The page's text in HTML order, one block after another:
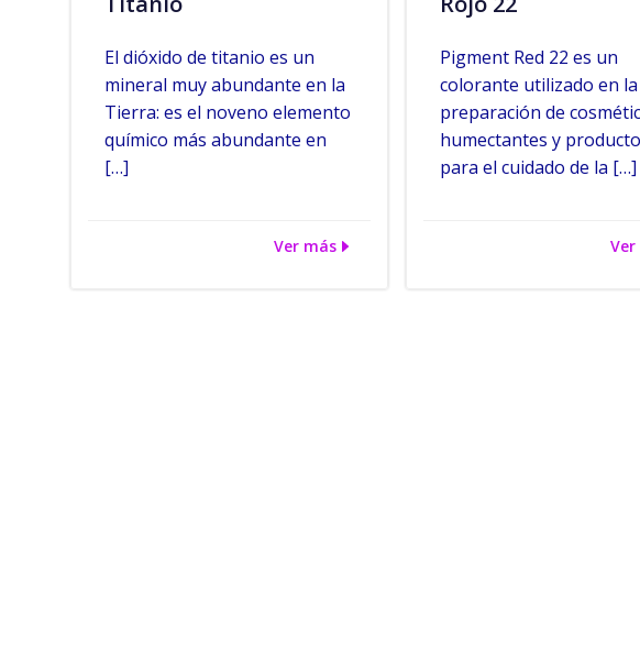
El dióxido de titanio es un
mineral muy abundante en la
Tierra: es el noveno elemento
químico más abundante en
[…]
Ver más
Pigment Red 22 es un
colorante utilizado en la
preparación de
humectantes y
para el cuidado de la […]